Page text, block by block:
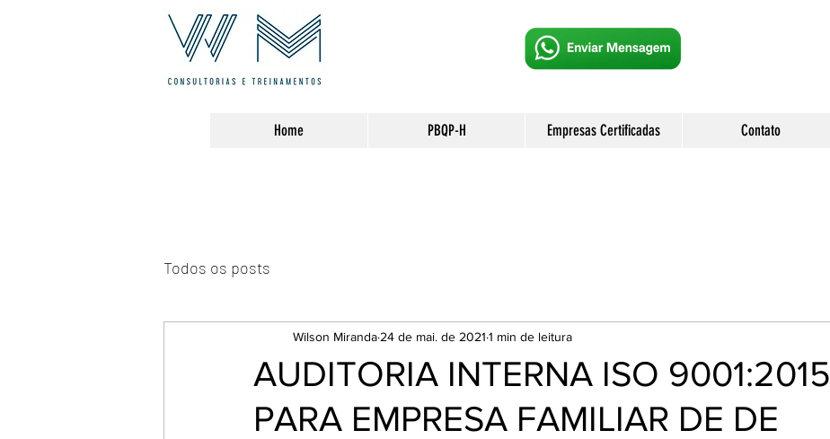
Home PBQP-H Empresas Certificadas Contato
Todos os posts
AUDITORIA INTERNA ISO 9001:2015
PARA EMPRESA FAMILIAR DE DE
Wilson Miranda 24 de mai. de 2021 1 min de leitura